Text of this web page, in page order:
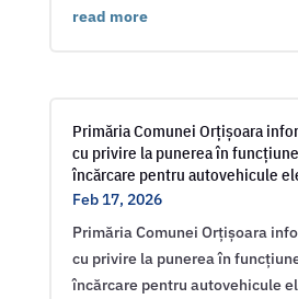
read more
Primăria Comunei Orțișoara
cu privire la punerea în
încărcare pentru autovehicule
Feb 17, 2026
Primăria Comunei Orțișoara
cu privire la punerea în
încărcare pentru autovehicule